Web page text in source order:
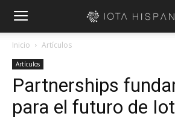
Inicio Artículos
Artículos
Partnerships
para el futuro de